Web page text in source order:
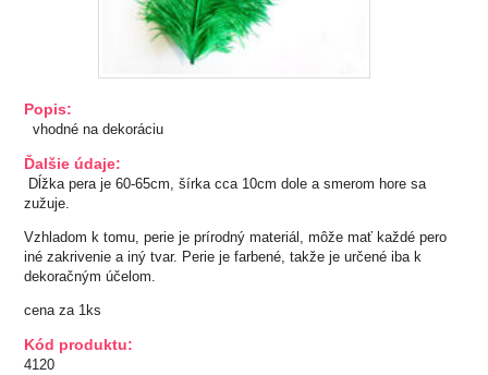
TIPY NA DARČEKY
Aplikácie
Bižutérny kútik
Burda strihy
Doplnky
Popis:
vhodné na dekoráciu
Ďalšie údaje:
Dĺžka pera je 60-65cm, šírka cca 10cm dole a smerom hore sa
zužuje.
Vzhladom k tomu, perie je prírodný materiál, môže mať každé pero
iné zakrivenie a iný tvar. Perie je farbené, takže je určené iba k
dekoračným účelom.
cena za 1ks
Kód produktu:
4120